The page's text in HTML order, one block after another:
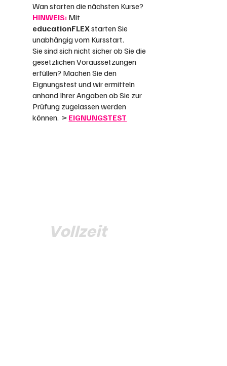
Wan starten die nächsten Kurse?
HINWEIS: Mit
educationFLEXstarten Sie
unabhängig vom Kursstart.
Sie sind sich nicht sicher ob Sie die
gesetzlichen Voraussetzungen
erfüllen? Machen Sie den
Eignungstest und wir ermitteln
anhand Ihrer Angaben ob Sie zur
Prüfung zugelassen werden
können. > EIGNUNGSTEST
Vollzeit